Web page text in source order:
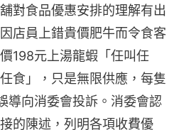
對食品優惠安排的理解有出
店員上錯貴價肥牛而令食客
198元上湯龍蝦「任叫任
食」，只是無限供應，每隻
導向消委會投訴。消委會認
的陳述，列明各項收費優